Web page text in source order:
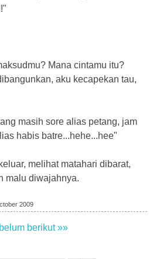
Mana cintamu itu?
aku kecapekan tau,
masih sore alias petang, jam
habis batre...hehe...hee"
melihat matahari dibarat,
malu diwajahnya.
2009
berikut »»